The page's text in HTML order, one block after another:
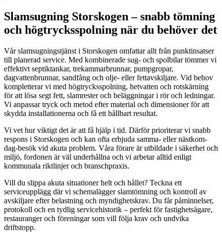
Slamsugning Storskogen – snabb tömning
och högtrycksspolning när du behöver det
Vår slamsugningstjänst i Storskogen omfattar allt från punktinsatser
till planerad service. Med kombinerade sug- och spolbilar tömmer vi
effektivt septiktankar, trekammarbrunnar, pumpgropar,
dagvattenbrunnar, sandfång och olje- eller fettavskiljare. Vid behov
kompletterar vi med högtrycksspolning, hetvatten och rotskärning
för att lösa segt fett, slamrester och beläggningar i rör och ledningar.
Vi anpassar tryck och metod efter material och dimensioner för att
skydda installationerna och få ett hållbart resultat.
Vi vet hur viktigt det är att få hjälp i tid. Därför prioriterar vi snabb
respons i Storskogen och kan ofta erbjuda samma- eller nästkom-
dag-besök vid akuta problem. Våra förare är utbildade i säkerhet och
miljö, fordonen är väl underhållna och vi arbetar alltid enligt
kommunala riktlinjer och branschpraxis.
Vill du slippa akuta situationer helt och hållet? Teckna ett
serviceupplägg där vi schemalägger slamtömning och kontroll av
avskiljare efter belastning och myndighetskrav. Du får påminnelser,
protokoll och en tydlig servicehistorik – perfekt för fastighetsägare,
restauranger och föreningar som vill följa krav och undvika
driftstopp.